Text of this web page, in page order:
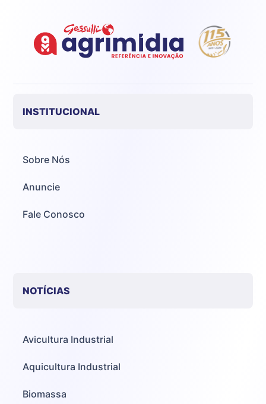
INSTITUCIONAL
Sobre Nós
Anuncie
Fale Conosco
NOTÍCIAS
Avicultura Industrial
Aquicultura Industrial
Biomassa